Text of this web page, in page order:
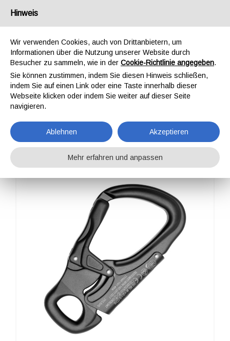
PROFESSIONAL
TANGO
Hinweis
Wir verwenden Cookies, auch von Drittanbietern, um
Informationen über die Nutzung unserer Website durch
Besucher zu sammeln, wie in der Cookie-Richtlinie angegeben.
Sie können zustimmen, indem Sie diesen Hinweis schließen,
indem Sie auf einen Link oder eine Taste innerhalb dieser
Webseite klicken oder indem Sie weiter auf dieser Seite
navigieren.
Ablehnen Akzeptieren
Mehr erfahren und anpassen